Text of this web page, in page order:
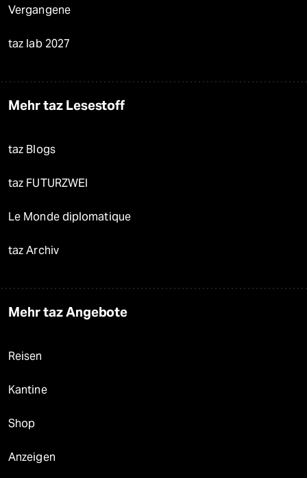
Vergangene
taz lab 2027
Mehr taz Lesestoff
taz Blogs
taz FUTURZWEI
Le Monde diplomatique
taz Archiv
Mehr taz Angebote
Reisen
Kantine
Shop
Anzeigen